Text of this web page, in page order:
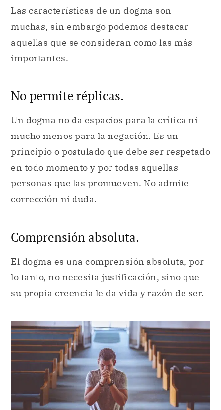
Las características de un dogma son
muchas, sin embargo podemos destacar
aquellas que se consideran como las más
importantes.
No permite réplicas.
Un dogma no da espacios para la crítica ni
mucho menos para la negación. Es un
principio o postulado que debe ser respetado
en todo momento y por todas aquellas
personas que las promueven. No admite
corrección ni duda.
Comprensión absoluta.
El dogma es una comprensión absoluta, por
lo tanto, no necesita justificación, sino que
su propia creencia le da vida y razón de ser.